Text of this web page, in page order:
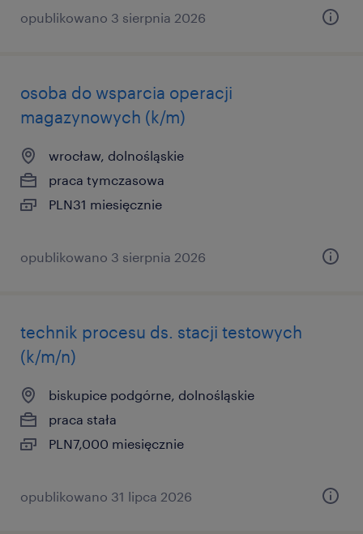
opublikowano 3 sierpnia 2026
osoba do wsparcia operacji
magazynowych (k/m)
wrocław, dolnośląskie
praca tymczasowa
PLN31 miesięcznie
opublikowano 3 sierpnia 2026
technik procesu ds. stacji testowych
(k/m/n)
biskupice podgórne, dolnośląskie
praca stała
PLN7,000 miesięcznie
opublikowano 31 lipca 2026